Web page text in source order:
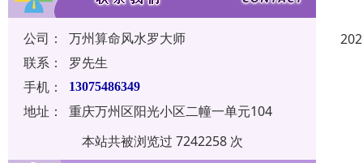
公司：
万州算命风水罗大师
联系：
罗先生
手机：
13075486349
地址：
重庆万州区阳光小区二幢一单元104
本站共被浏览过 7242258 次